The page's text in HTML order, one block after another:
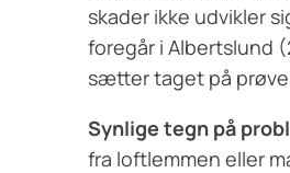
skader ikke udvikler
foregår i Albertslund
sætter taget på
Synlige tegn på
fra loftlemmen eller